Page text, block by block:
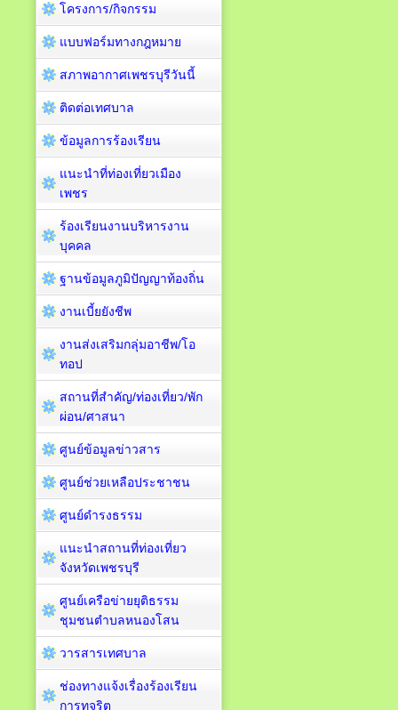
โครงการ/กิจกรรม
แบบฟอร์มทางกฎหมาย
สภาพอากาศเพชรบุรีวันนี้
ติดต่อเทศบาล
ข้อมูลการร้องเรียน
แนะนำที่ท่องเที่ยวเมือง
เพชร
ร้องเรียนงานบริหารงาน
บุคคล
ฐานข้อมูลภูมิปัญญาท้องถิ่น
งานเบี้ยยังชีพ
งานส่งเสริมกลุ่มอาชีพ/โอ
ทอป
สถานที่สำคัญ/ท่องเที่ยว/พัก
ผ่อน/ศาสนา
ศูนย์ข้อมูลข่าวสาร
ศูนย์ช่วยเหลือประชาชน
ศูนย์ดำรงธรรม
แนะนำสถานที่ท่องเที่ยว
จังหวัดเพชรบุรี
ศูนย์เครือข่ายยุติธรรม
ชุมชนตำบลหนองโสน
วารสารเทศบาล
ช่องทางแจ้งเรื่องร้องเรียน
การทุจริต